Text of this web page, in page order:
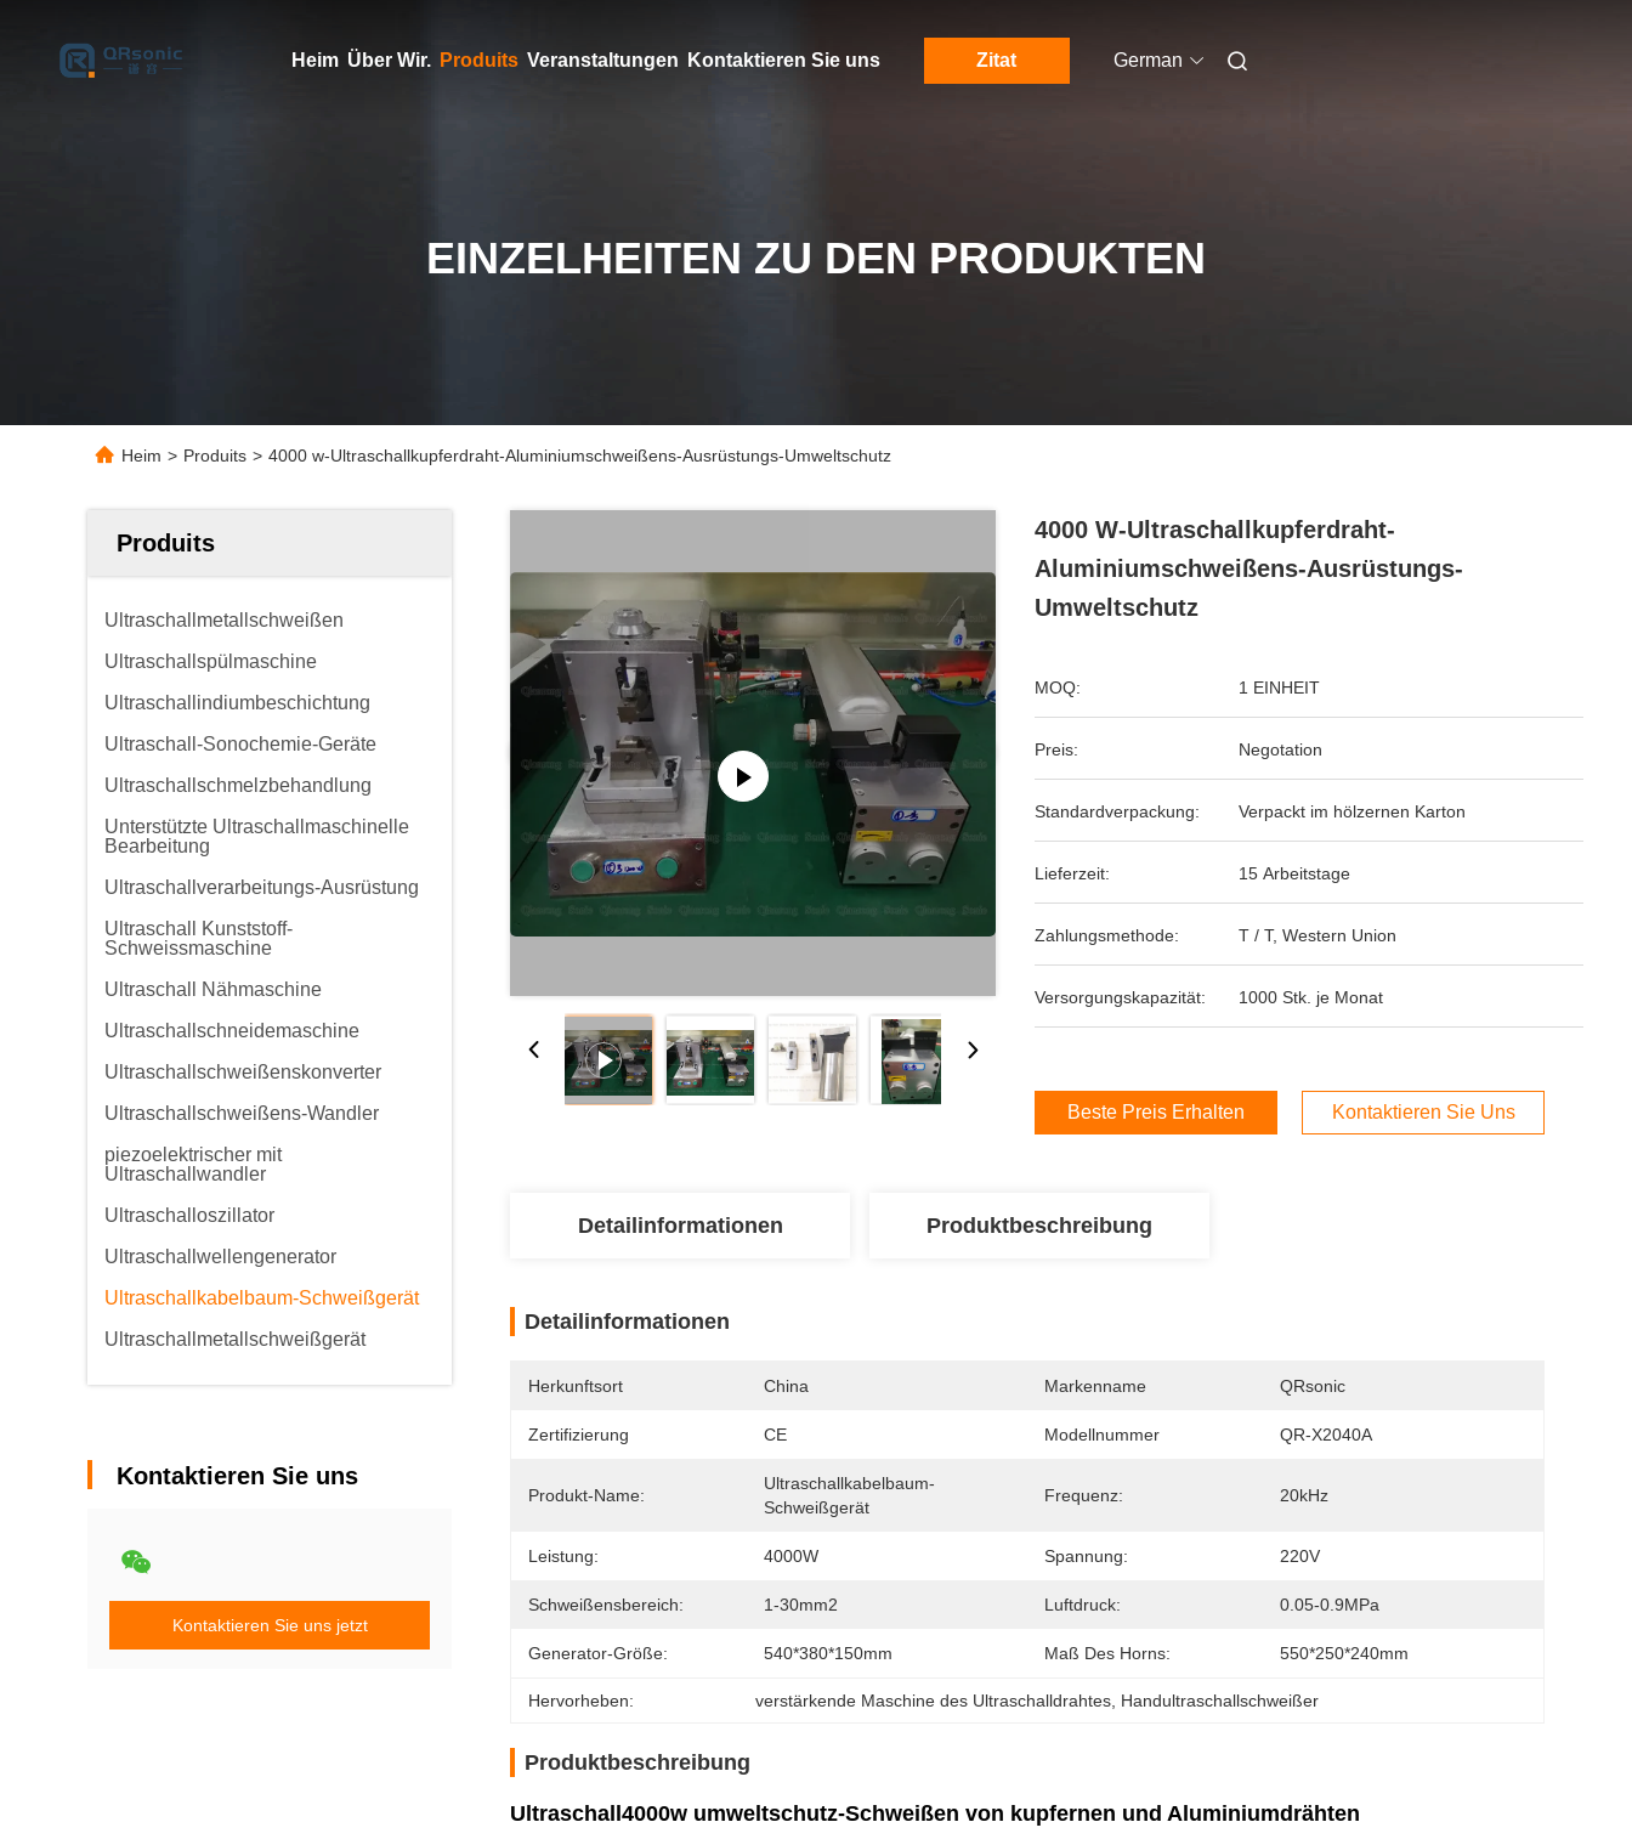
Heim Über Wir. Produits Veranstaltungen Kontaktieren Sie uns Zitat German
EINZELHEITEN ZU DEN PRODUKTEN
Heim > Produits > 4000 w-Ultraschallkupferdraht-Aluminiumschweißens-Ausrüstungs-Umweltschutz
Produits
Ultraschallmetallschweißen
Ultraschallspülmaschine
Ultraschallindiumbeschichtung
Ultraschall-Sonochemie-Geräte
Ultraschallschmelzbehandlung
Unterstützte Ultraschallmaschinelle
Bearbeitung
Ultraschallverarbeitungs-Ausrüstung
Ultraschall Kunststoff-
Schweissmaschine
Ultraschall Nähmaschine
Ultraschallschneidemaschine
Ultraschallschweißenskonverter
Ultraschallschweißens-Wandler
piezoelektrischer mit
Ultraschallwandler
Ultraschalloszillator
Ultraschallwellengenerator
Ultraschallkabelbaum-Schweißgerät
Ultraschallmetallschweißgerät
Kontaktieren Sie uns
Kontaktieren Sie uns jetzt
4000 W-Ultraschallkupferdraht-
Aluminiumschweißens-Ausrüstungs-
Umweltschutz
MOQ: 1 EINHEIT
Preis: Negotation
Standardverpackung: Verpackt im hölzernen Karton
Lieferzeit: 15 Arbeitstage
Zahlungsmethode: T / T, Western Union
Versorgungskapazität: 1000 Stk. je Monat
Beste Preis Erhalten Kontaktieren Sie Uns
Detailinformationen Produktbeschreibung
Detailinformationen
Herkunftsort China Markenname QRsonic
Zertifizierung CE Modellnummer QR-X2040A
Produkt-Name:
Ultraschallkabelbaum-
Schweißgerät
Frequenz: 20kHz
Leistung: 4000W Spannung: 220V
Schweißensbereich: 1-30mm2 Luftdruck: 0.05-0.9MPa
Generator-Größe: 540*380*150mm Maß Des Horns: 550*250*240mm
Hervorheben: verstärkende Maschine des Ultraschalldrahtes Handultraschallschweißer
Produktbeschreibung
Ultraschall4000w umweltschutz-Schweißen von kupfernen und Aluminiumdrähten